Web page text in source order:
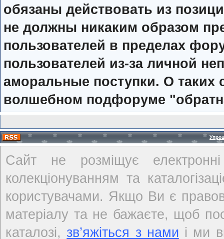
обязаны действовать из
не должны никаким образом
пользователей в пределах
пользователей из-за личной
аморальные поступки. О таких
волшебном подфоруме
Сайт не розміщує
колекціонуванням та
користувачами. Якщо Ви є
матеріалу та не бажаєте, щоб
каталозі,зв’яжіться з нами і ми